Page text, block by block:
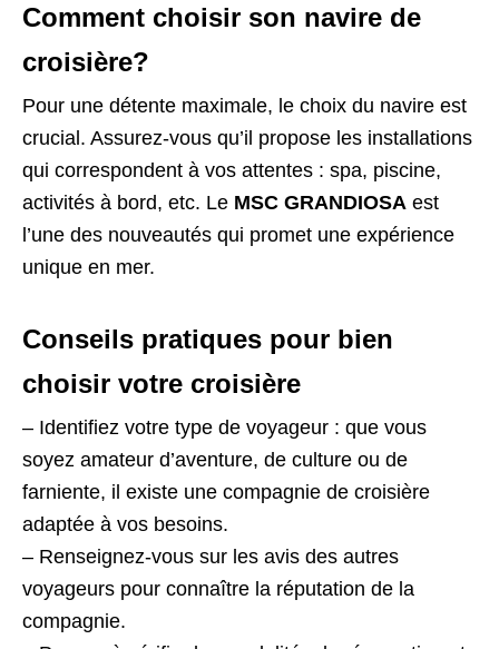
Comment choisir son navire de
croisière?
Pour une détente maximale, le choix du navire est
crucial. Assurez-vous qu’il propose les installations
qui correspondent à vos attentes : spa, piscine,
activités à bord, etc. Le MSC GRANDIOSA est
l’une des nouveautés qui promet une expérience
unique en mer.
Conseils pratiques pour bien
choisir votre croisière
– Identifiez votre type de voyageur : que vous
soyez amateur d’aventure, de culture ou de
farniente, il existe une compagnie de croisière
adaptée à vos besoins.
– Renseignez-vous sur les avis des autres
voyageurs pour connaître la réputation de la
compagnie.